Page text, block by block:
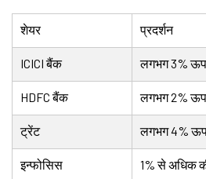
शेयर प्रदर्शन
ICICI बैंक लगभग 3%
HDFC बैंक लगभग 2%
ट्रेंट लगभग 4%
इन्फोसिस 1% से अधिक